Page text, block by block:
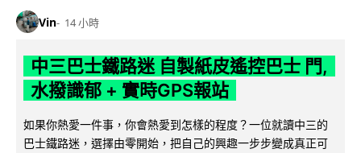
Vin 14 小時
中三巴士鐵路迷 自製紙皮遙控巴士 門,
水撥識郁 + 實時GPS報站
如果你熱愛一件事，你會熱愛到怎樣的程度？一位就讀中三的
巴士鐵路迷，選擇由零開始，把自己的興趣一步步變成真正可